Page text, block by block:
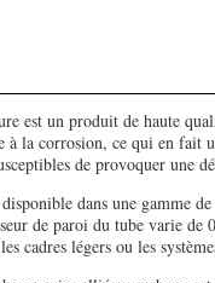
est un produit de haute
à la corrosion, ce qui en
de provoquer une
dans une gamme
de paroi du tube varie
cadres légers ou les